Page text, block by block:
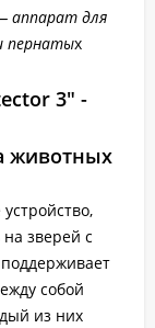
аппарат для
пернатых
3" -
животных
зверей с
собой
из них